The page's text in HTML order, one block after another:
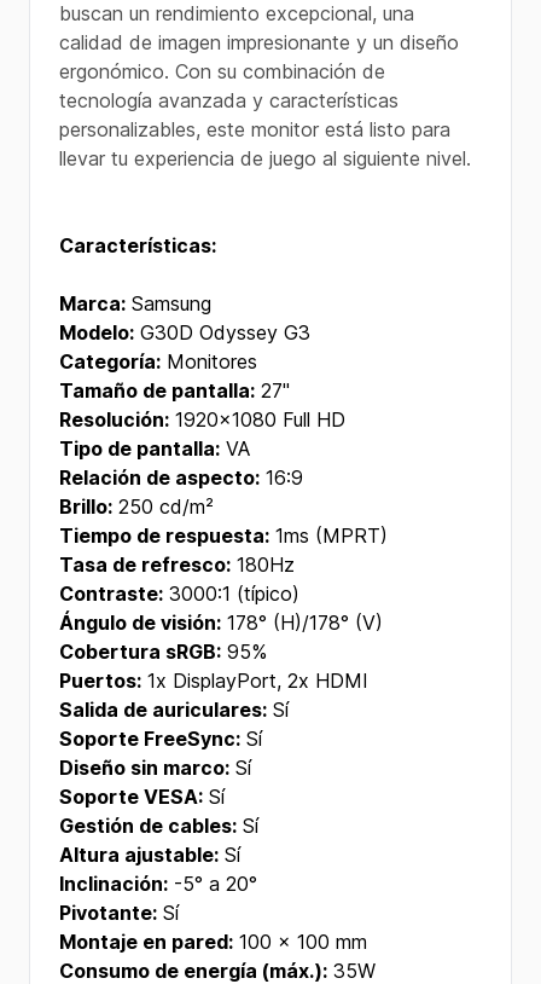
buscan un rendimiento excepcional, una
calidad de imagen impresionante y un diseño
ergonómico. Con su combinación de
tecnología avanzada y características
personalizables, este monitor está listo para
llevar tu experiencia de juego al siguiente nivel.
Características:
Marca: Samsung
Modelo: G30D Odyssey G3
Categoría: Monitores
Tamaño de pantalla: 27"
Resolución: 1920x1080 Full HD
Tipo de pantalla: VA
Relación de aspecto: 16:9
Brillo: 250 cd/m²
Tiempo de respuesta: 1ms (MPRT)
Tasa de refresco: 180Hz
Contraste: 3000:1 (típico)
Ángulo de visión: 178° (H)/178° (V)
Cobertura sRGB: 95%
Puertos: 1x DisplayPort, 2x HDMI
Salida de auriculares: Sí
Soporte FreeSync: Sí
Diseño sin marco: Sí
Soporte VESA: Sí
Gestión de cables: Sí
Altura ajustable: Sí
Inclinación: -5° a 20°
Pivotante: Sí
Montaje en pared: 100 x 100 mm
Consumo de energía (máx.): 35W